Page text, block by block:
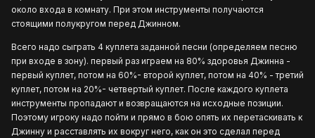
около входа в комнату. При этом инструменты получаются
стоящими полукругом перед Джинном.
Всего надо сыграть 4 куплета заданной песни (определяем песню
при входе в зону). первый раз играем на 80% здоровья Джинна -
первый куплет, потом на 60%- второй куплет, потом на 40% - третий
куплет, потом на 20%- четвертый куплет. После каждого куплета
инструменты пропадают и возвращаются на исходные позиции.
Поэтому игроку надо пойти и прямо в бою опять их перетаскивать к
Джинну и расставлять их вокруг него, как он это сделал перед